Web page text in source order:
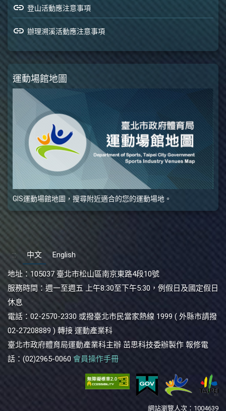
練或指導員，及其提供指導之課程。
前項第一款及第四款之數量、人數、
名稱及規範等應詳列於契約，或以附
施或個人教練課程前解除契約） 消
屆至。 （二）契約生效後七日內未
使用業者設施或個人教練課程。 消
費者係以訪問買賣或郵購買賣訂約
者，雖已使用業者設施或個人教練課
程，七日內仍可適用消費者保護法第
十九條及第十九條之一規定解除契
約。 消費者與業者簽訂個人教練課
程契約者，如本契約或個人教練課程
終止或解除，但消費者得保留本契
消費者得於契約期限屆滿前，隨時終
約時，業者應就消費者已繳全部費用
依下列方式之一退還其餘額：
未滿十五日者，以半個月計，逾十五
日者，以一個月計）之費用。
□（二）無法認定簽約時單月使用費
者，按契約存續期間比例退還消費者
已繳之費用，作為退費金額。業者並
得另外請求依退費金額百分之
（不得逾退費金額之百分之二十）計
link 登山活動應注意事項
link 辦理溯溪活動應注意事項
運動場館地圖
GIS運動場館地圖，搜尋附近適合的您的運動場地。
::: 中文 English
地址： 105037 臺北市松山區南京東路4段10號
服務時間：週一至週五 上午8:30至下午5:30，例假日及國定假日
休息
電話： 02-2570-2330 或撥臺北市民當家熱線 1999 ( 外縣市請撥
02-27208889 ) 轉接 運動產業科
臺北市政府體育局運動產業科主辦 茁思科技委辦製作 報修電
話：(02)2965-0060 會員操作手冊
網站瀏覽人次：1004639